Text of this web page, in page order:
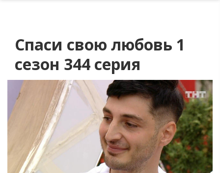
Спаси свою любовь 1
сезон 344 серия